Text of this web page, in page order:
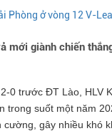
Phòng ở vòng 12 V-
mới giành chiến
0 trước ĐT Lào, HLV
trong suốt một năm
gây nhiều khó